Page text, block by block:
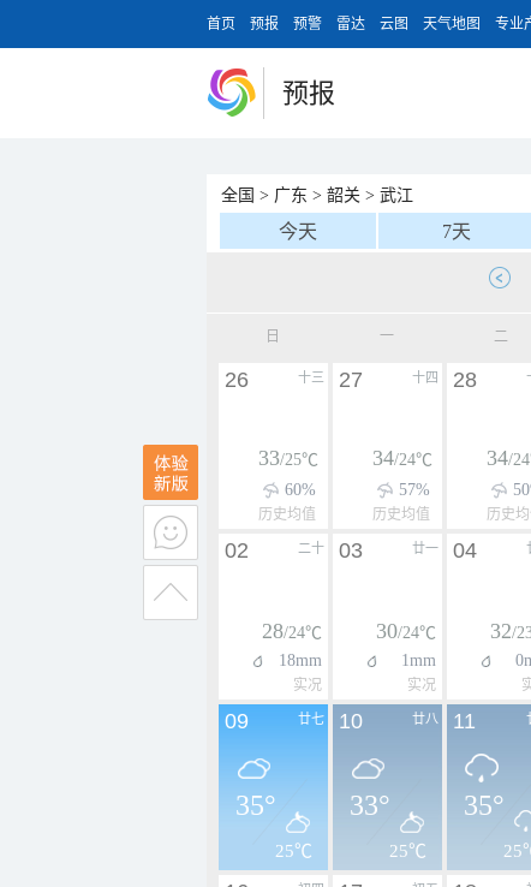
首页 预报 预警 雷达 云图 天气地图 专业
预报
全国 > 广东 > 韶关 > 武江
今天 7天
日 一 二
十三
26
33/25℃
60%
历史均值
十四
27
34/24℃
57%
历史均值
28
34/
历史
二十
02
28/24℃
18mm
实况
廿一
03
30/24℃
1mm
实况
04
32/
廿七
09
35°
25℃
廿八
10
33°
25℃
11
35°